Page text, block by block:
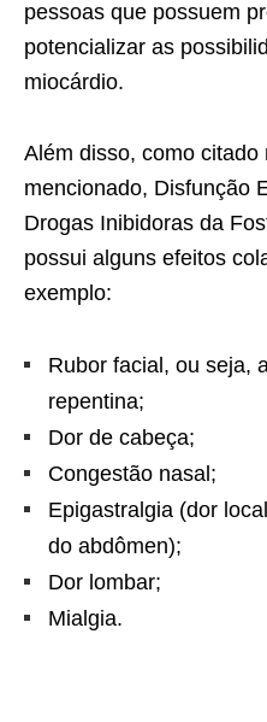
pessoas que possuem
potencializar as
miocárdio.
Além disso, como citado
mencionado, Disfunção
Drogas Inibidoras da
possui alguns efeitos
exemplo:
Rubor facial, ou seja,
repentina;
Dor de cabeça;
Congestão nasal;
Epigastralgia (dor
do abdômen);
Dor lombar;
Mialgia.